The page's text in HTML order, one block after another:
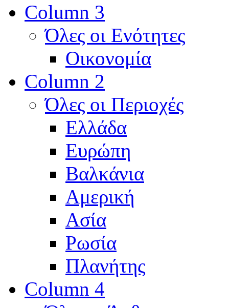
Column 3
Όλες οι Ενότητες
Οικονομία
Column 2
Όλες οι Περιοχές
Ελλάδα
Ευρώπη
Βαλκάνια
Αμερική
Ασία
Ρωσία
Πλανήτης
Column 4